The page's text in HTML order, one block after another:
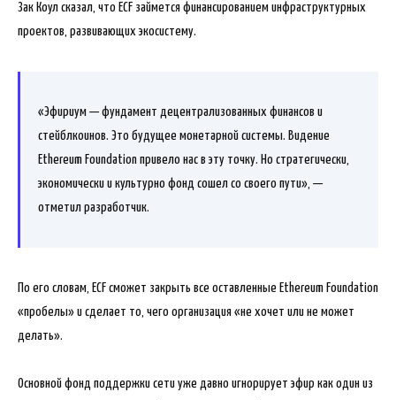
Зак Коул сказал, что ECF займется финансированием инфраструктурных
проектов, развивающих экосистему.
«Эфириум — фундамент децентрализованных финансов и
стейблкоинов. Это будущее монетарной системы. Видение
Ethereum Foundation привело нас в эту точку. Но стратегически,
экономически и культурно фонд сошел со своего пути», —
отметил разработчик.
По его словам, ECF сможет закрыть все оставленные Ethereum Foundation
«пробелы» и сделает то, чего организация «не хочет или не может
делать».
Основной фонд поддержки сети уже давно игнорирует эфир как один из